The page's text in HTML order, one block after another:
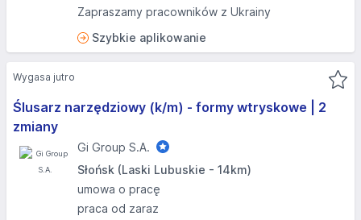
Zapraszamy pracowników z Ukrainy
Szybkie aplikowanie
Ślusarz narzędziowy (k/m) - formy wtryskowe | 2
zmiany
Gi Group S.A.
Słońsk (Laski Lubuskie - 14km)
umowa o pracę
praca od zaraz
Wygasa jutro